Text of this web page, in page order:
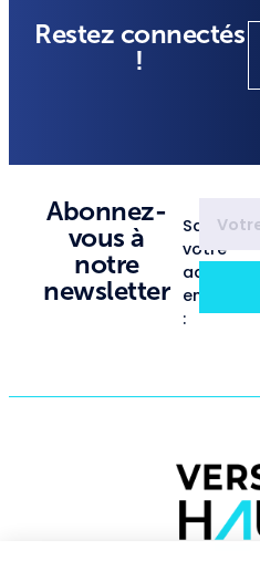
Restez connectés
!
Abonnez-
vous à
notre
newsletter
Saisissez
votre
adresse
email
: